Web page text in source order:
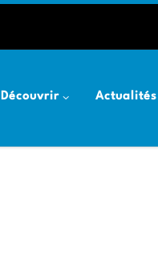
Découvrir Actualités